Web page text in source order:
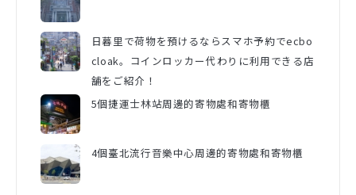
日暮里で荷物を預けるならスマホ予約でecbo
cloak。コインロッカー代わりに利用できる店
舗をご紹介！
5個捷運士林站周邊的寄物處和寄物櫃
4個臺北流行音樂中心周邊的寄物處和寄物櫃